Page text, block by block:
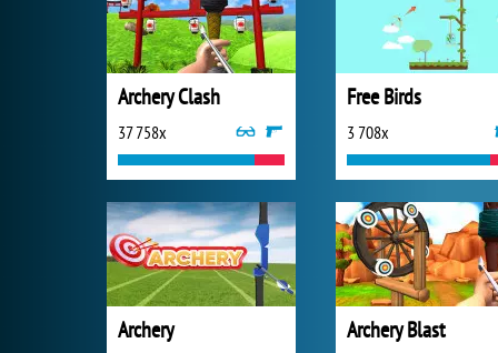
Archery Clash
37 758x
Free Birds
3 708x
Archery Archery Blast